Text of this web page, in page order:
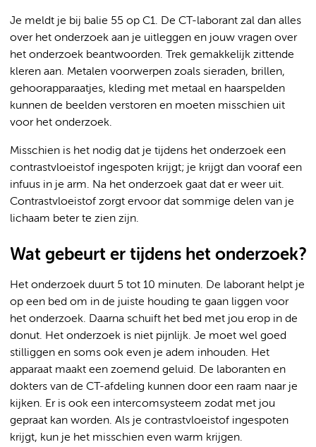
Je meldt je bij balie 55 op C1. De CT-laborant zal dan alles
over het onderzoek aan je uitleggen en jouw vragen over
het onderzoek beantwoorden. Trek gemakkelijk zittende
kleren aan. Metalen voorwerpen zoals sieraden, brillen,
gehoorapparaatjes, kleding met metaal en haarspelden
kunnen de beelden verstoren en moeten misschien uit
voor het onderzoek.
Misschien is het nodig dat je tijdens het onderzoek een
contrastvloeistof ingespoten krijgt; je krijgt dan vooraf een
infuus in je arm. Na het onderzoek gaat dat er weer uit.
Contrastvloeistof zorgt ervoor dat sommige delen van je
lichaam beter te zien zijn.
Wat gebeurt er tijdens het onderzoek?
Het onderzoek duurt 5 tot 10 minuten. De laborant helpt je
op een bed om in de juiste houding te gaan liggen voor
het onderzoek. Daarna schuift het bed met jou erop in de
donut. Het onderzoek is niet pijnlijk. Je moet wel goed
stilliggen en soms ook even je adem inhouden. Het
apparaat maakt een zoemend geluid. De laboranten en
dokters van de CT-afdeling kunnen door een raam naar je
kijken. Er is ook een intercomsysteem zodat met jou
gepraat kan worden. Als je contrastvloeistof ingespoten
krijgt, kun je het misschien even warm krijgen.